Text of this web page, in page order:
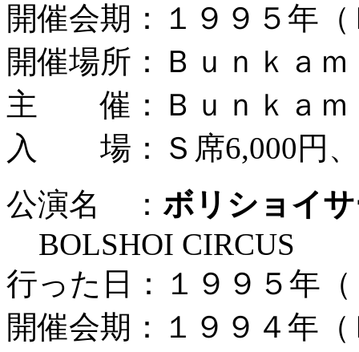
開催会期：１９９５年
開催場所：Ｂｕｎｋａ
主 催：Ｂｕｎｋａｍ
入 場：Ｓ席6,000円、
公演名 ： ボリショイ
BOLSHOI CIRCUS
行った日：１９９５年
開催会期：１９９４年